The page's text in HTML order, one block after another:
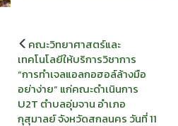
แนะแนว
เรื่อง
คณะวิทยาศาสตร์และ
เทคโนโลยีให้บริการวิชาการ
“การทำเจลแอลกอฮอล์ล้างมือ
อย่าง่าย” แก่คณะดำเนินการ
U2T ตำบลอุ่มจาน อำเภอ
กุสุมาลย์ จังหวัดสกลนคร วันที่ 11